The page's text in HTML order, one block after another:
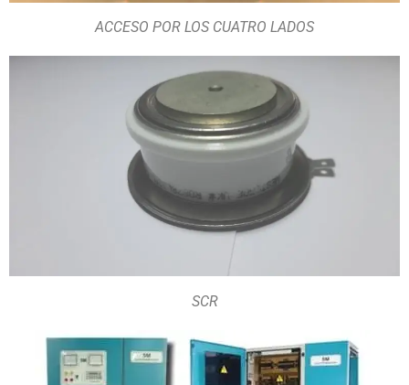
ACCESO POR LOS CUATRO LADOS
SCR